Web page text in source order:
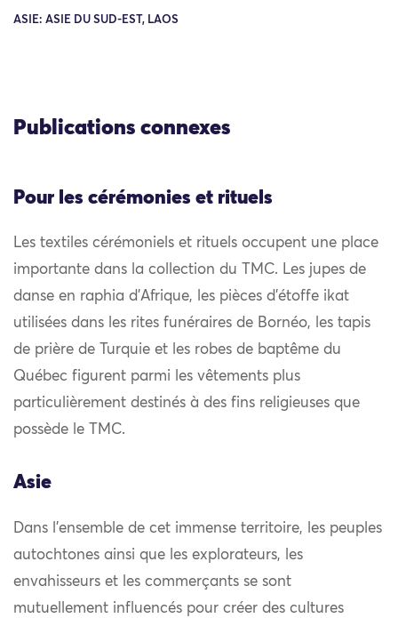
ASIE: ASIE DU SUD-EST, LAOS
Publications connexes
Pour les cérémonies et rituels
Les textiles cérémoniels et rituels occupent une place
importante dans la collection du TMC. Les jupes de
danse en raphia d’Afrique, les pièces d’étoffe ikat
utilisées dans les rites funéraires de Bornéo, les tapis
de prière de Turquie et les robes de baptême du
Québec figurent parmi les vêtements plus
particulièrement destinés à des fins religieuses que
possède le TMC.
Asie
Dans l’ensemble de cet immense territoire, les peuples
autochtones ainsi que les explorateurs, les
envahisseurs et les commerçants se sont
mutuellement influencés pour créer des cultures